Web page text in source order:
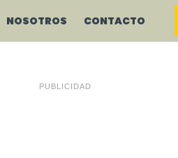
NOSOTROS CONTACTO
PUBLICIDAD